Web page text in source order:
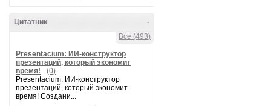
-
Цитатник
Все (493)
Presentacium: ИИ‑конструктор
презентаций, который экономит
время! - (0)
Presentacium: ИИ‑конструктор
презентаций, который экономит
время! Создани...